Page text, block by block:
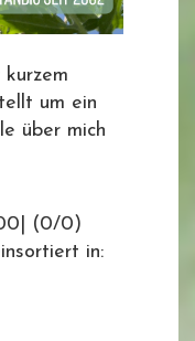
um ein
über mich
(0/0)
in: